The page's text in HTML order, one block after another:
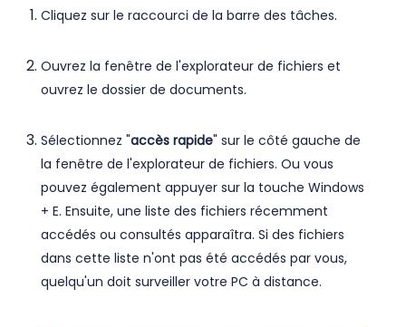
Cliquez sur le raccourci de la barre des tâches.
Ouvrez la fenêtre de l'explorateur de fichiers et
ouvrez le dossier de documents.
Sélectionnez "accès rapide" sur le côté gauche de
la fenêtre de l'explorateur de fichiers. Ou vous
pouvez également appuyer sur la touche Windows
+ E. Ensuite, une liste des fichiers récemment
accédés ou consultés apparaîtra. Si des fichiers
dans cette liste n'ont pas été accédés par vous,
quelqu'un doit surveiller votre PC à distance.